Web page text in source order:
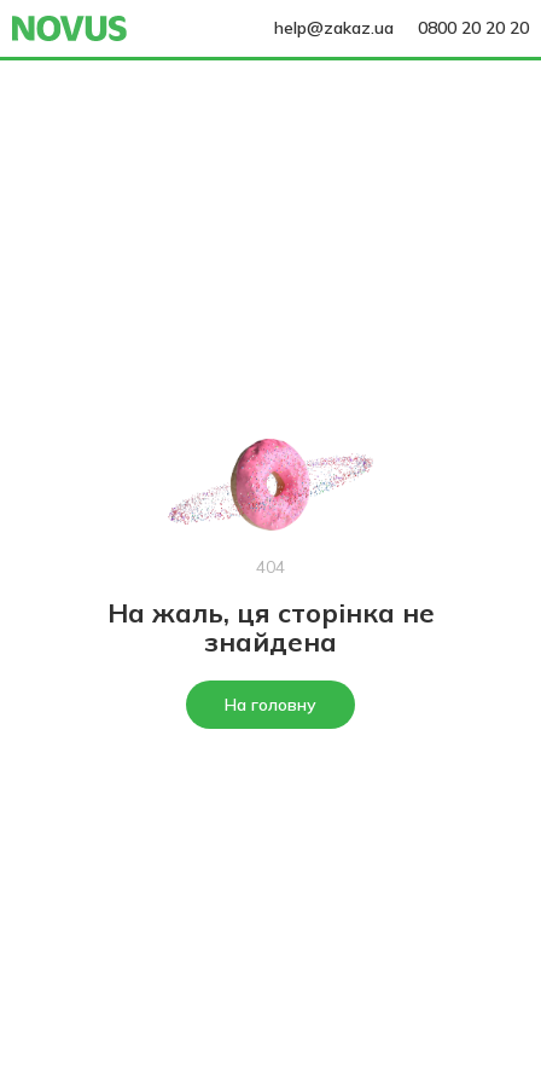
help@zakaz.ua 0800 20 20 20
404
На жаль, ця сторінка не
знайдена
На головну